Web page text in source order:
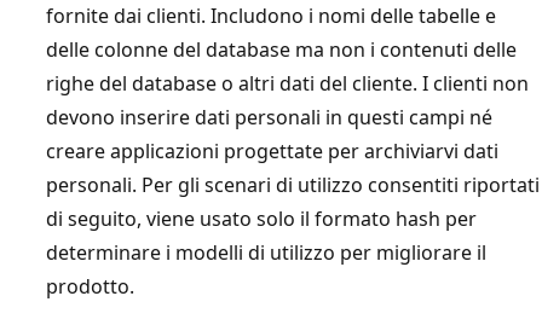
fornite dai clienti. Includono i nomi delle tabelle e
delle colonne del database ma non i contenuti delle
righe del database o altri dati del cliente. I clienti non
devono inserire dati personali in questi campi né
creare applicazioni progettate per archiviarvi dati
personali. Per gli scenari di utilizzo consentiti riportati
di seguito, viene usato solo il formato hash per
determinare i modelli di utilizzo per migliorare il
prodotto.